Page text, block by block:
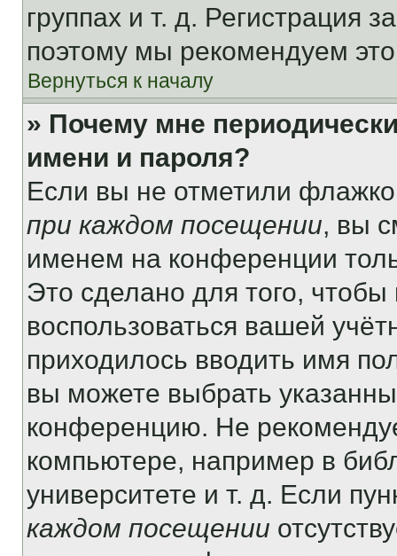
группах и т. д. Регистрация
поэтому мы рекомендуем
Вернуться к началу
» Почему мне
имени и пароля?
Если вы не отметили
при каждом посещении, вы
именем на конференции
Это сделано для того, чтобы
воспользоваться вашей
приходилось вводить имя
вы можете выбрать
конференцию. Не
компьютере, например в
университете и т. д. Если
каждом посещении